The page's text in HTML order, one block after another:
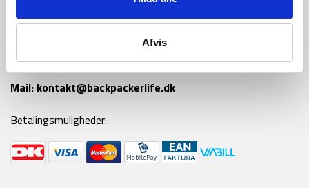
Afvis
Ring til os alle hverdage fra kl 9-16
Mail: kontakt@backpackerlife.dk
Betalingsmuligheder: